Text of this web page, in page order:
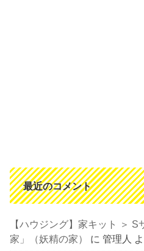
最近のコメント
【ハウジング】家キット ＞
家」（妖精の家）
に管理人